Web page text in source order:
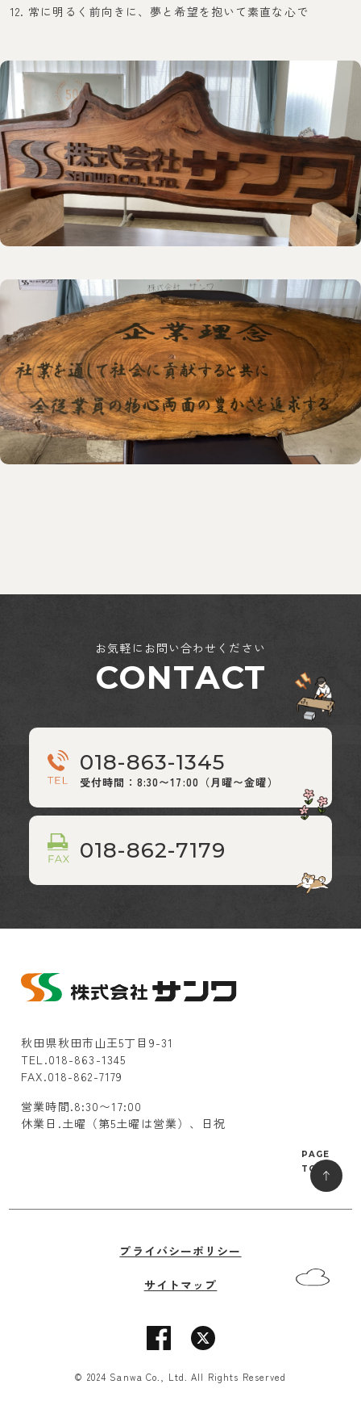
常に明るく前向きに、夢と希望を抱いて素直な心で
お気軽にお問い合わせください
CONTACT
018-863-1345
受付時間：8:30〜17:00（月曜〜金曜）
018-862-7179
秋田県秋田市山王5丁目9-31
TEL.018-863-1345
FAX.018-862-7179
営業時間.8:30〜17:00
休業日.土曜（第5土曜は営業）、日祝
PAGE
TOP
プライバシーポリシー
サイトマップ
© 2024 Sanwa Co., Ltd. All Rights Reserved